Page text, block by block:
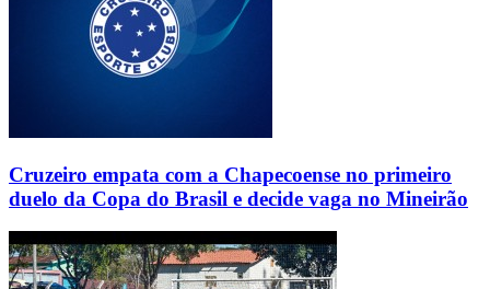
Cruzeiro empata com a Chapecoense no primeiro
duelo da Copa do Brasil e decide vaga no Mineirão